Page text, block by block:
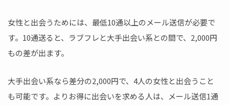
女性と出会うためには、最低10通以上のメール送信が必要で
す。10通送ると、ラブフレと大手出会い系との間で、2,000円
もの差が出ます。
大手出会い系なら差分の2,000円で、4人の女性と出会うこと
も可能です。よりお得に出会いを求める人は、メール送信1通